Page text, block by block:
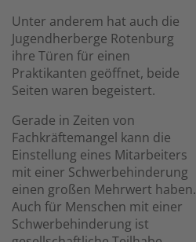
Unter anderem hat auch die
Jugendherberge Rotenburg
ihre Türen für einen
Praktikanten geöffnet, beide
Seiten waren begeistert.
Gerade in Zeiten von
Fachkräftemangel kann die
Einstellung eines Mitarbeiters
mit einer Schwerbehinderung
einen großen Mehrwert haben.
Auch für Menschen mit einer
Schwerbehinderung ist